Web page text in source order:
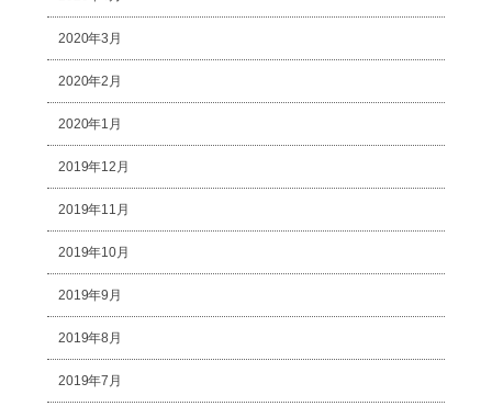
2020年3月
2020年2月
2020年1月
2019年12月
2019年11月
2019年10月
2019年9月
2019年8月
2019年7月